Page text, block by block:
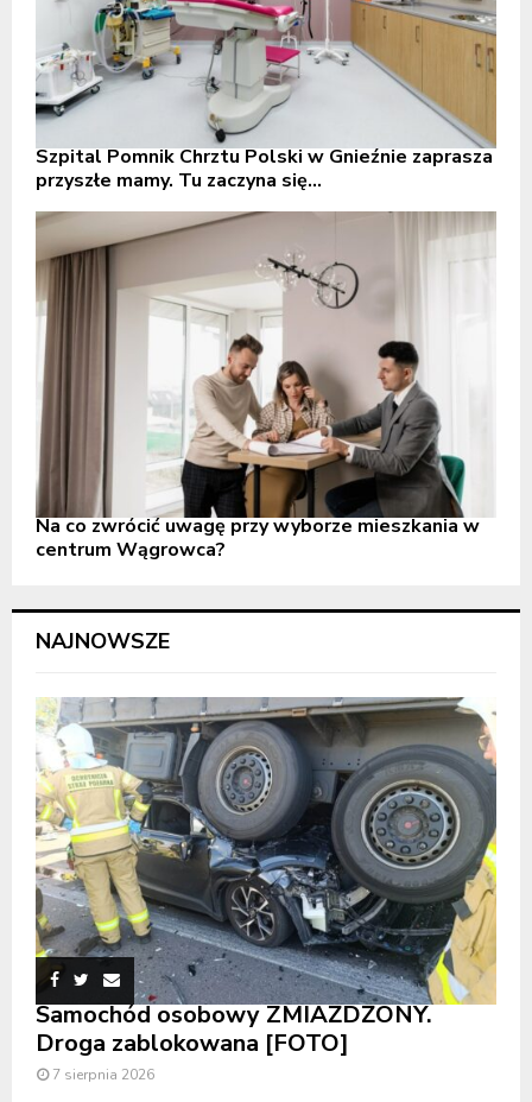
Szpital Pomnik Chrztu Polski w Gnieźnie zaprasza
przyszłe mamy. Tu zaczyna się...
Na co zwrócić uwagę przy wyborze mieszkania w
centrum Wągrowca?
NAJNOWSZE
Samochód osobowy ZMIAŻDŻONY.
Droga zablokowana [FOTO]
7 sierpnia 2026